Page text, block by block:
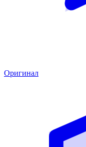
Оригинал